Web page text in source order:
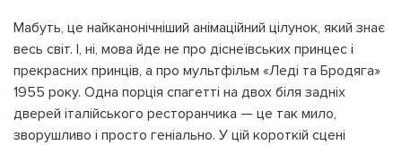
Мабуть, це найканонічніший анімаційний цілунок, який знає
весь світ. І, ні, мова йде не про діснеївських принцес і
прекрасних принців, а про мультфільм «Леді та Бродяга»
1955 року. Одна порція спагетті на двох біля задніх
дверей італійського ресторанчика — це так мило,
зворушливо і просто геніально. У цій короткій сцені